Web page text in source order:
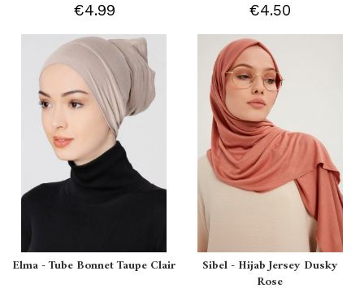
€4.99 €4.50
Elma - Tube Bonnet Taupe Clair
Sibel - Hijab Jersey Dusky
Rose